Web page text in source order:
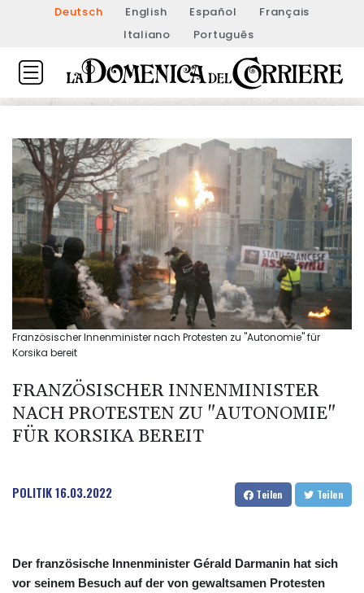
Deutsch English Español
Français
Italiano
Português
Französischer Innenminister nach Protesten zu "Autonomie" für
Korsika bereit
FRANZÖSISCHER INNENMINISTER
NACH PROTESTEN ZU "AUTONOMIE"
FÜR KORSIKA BEREIT
POLITIK16.03.2022 Teilen Teilen
Der französische Innenminister Gérald Darmanin hat sich
vor seinem Besuch auf der von gewaltsamen Protesten